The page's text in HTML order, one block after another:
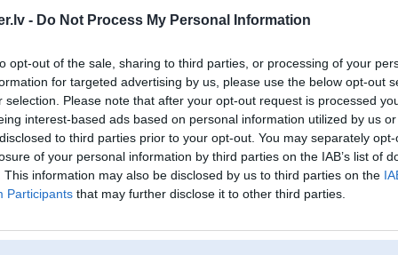
- Do Not Process My Personal Information
opt-out of the sale, sharing to third parties, or processing of your
for targeted advertising by us, please use the below opt-out
selection. Please note that after your opt-out request is processed
interest-based ads based on personal information utilized by us
to third parties prior to your opt-out. You may separately
of your personal information by third parties on the IAB’s list of
This information may also be disclosed by us to third parties on the
Participants that may further disclose it to other third parties.
Forums Galerijas Reģistrācija Lietotāji
Lietotāja Keonhacai5express profils
Lietotājvārds:
Keonhacai5express
Ziņojumi forumā:
0
Pēdējie ziņojumi forumā